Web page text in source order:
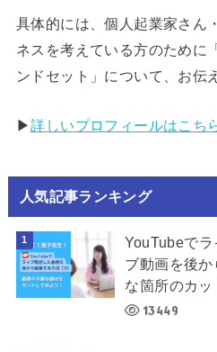
具体的には、個人起業家さん
ネスを考えている方のために
ンドセット」について、お伝
▶︎詳しいプロフィールはこち
人気記事ランキング
YouTubeで
ブ動画を後
な箇所のカッ
13449